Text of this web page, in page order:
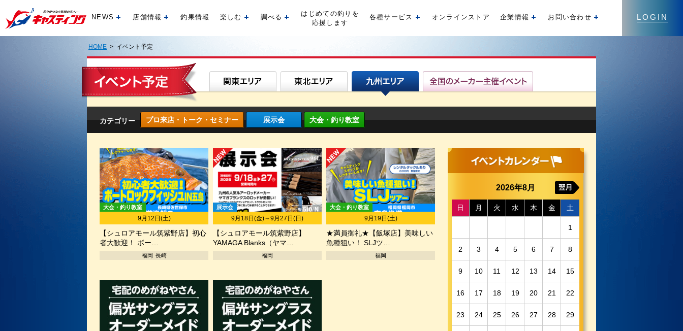
LOGIN
NEWS 開く店舗情報 開く釣果情報 楽しむ 開く調べる 開く
はじめての釣りを
応援します
各種サービス 開くオンラインストア 企業情報 開くお問い合わせ
HOME > イベント予定
カテゴリー プロ来店・トーク・セミナー 展示会 大会・釣り教室
大会・釣り教室
9月12日(土)
【シュロアモール筑紫野店】初心
者大歓迎！ ボー…
福岡 長崎
展示会
9月18日(金)～9月27日(日)
【シュロアモール筑紫野店】
YAMAGA Blanks（ヤマ…
福岡
大会・釣り教室
9月19日(土)
★満員御礼★【飯塚店】美味しい
魚種狙い！ SLJツ…
福岡
2026年8月
日 月 火 水 木 金 土
1
2 3 4 5 6 7 8
9 10 11 12 13 14 15
16 17 18 19 20 21 22
23 24 25 26 27 28 29